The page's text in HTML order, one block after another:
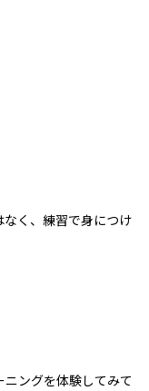
く、練習で身につけ
ングを体験してみて